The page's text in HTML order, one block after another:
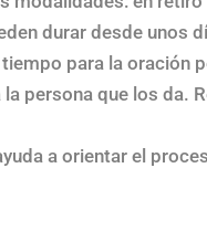
durar desde unos
para la oración
persona que los da.
a orientar el